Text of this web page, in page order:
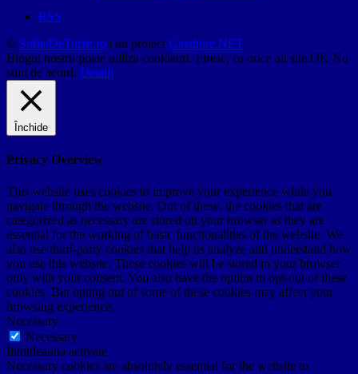
RSS
© SufletDeTurist.ro | un proiect Gazduire.NET
Blogul nostru poate utiliza cookieuri. Firesc, ca orice alt site.OK Nu
sunt de acord. Detalii
Închide
Privacy Overview
This website uses cookies to improve your experience while you
navigate through the website. Out of these, the cookies that are
categorized as necessary are stored on your browser as they are
essential for the working of basic functionalities of the website. We
also use third-party cookies that help us analyze and understand how
you use this website. These cookies will be stored in your browser
only with your consent. You also have the option to opt-out of these
cookies. But opting out of some of these cookies may affect your
browsing experience.
Necessary
Necessary
Întotdeauna activate
Necessary cookies are absolutely essential for the website to